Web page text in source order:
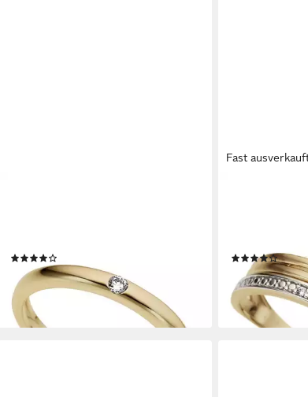
ab 190,63 € UVP364,59 €
-48%
lieferbar - in 1-2 Werktagen bei dir
Fast
(2)
ab 296,15 €
-11%
lieferbar - in 1-2